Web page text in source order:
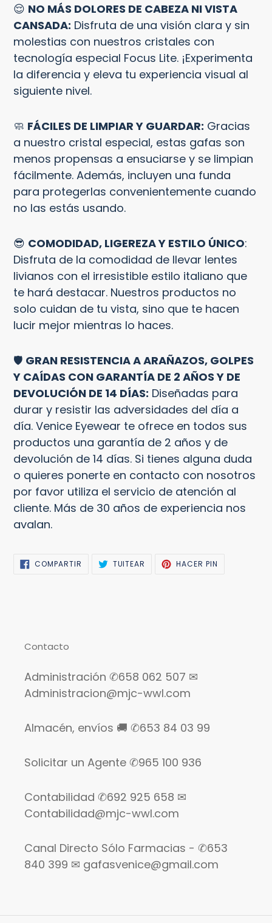
😌 NO MÁS DOLORES DE CABEZA NI VISTA
CANSADA: Disfruta de una visión clara y sin
molestias con nuestros cristales con
tecnología especial Focus Lite. ¡Experimenta
la diferencia y eleva tu experiencia visual al
siguiente nivel.
🧼 FÁCILES DE LIMPIAR Y GUARDAR: Gracias
a nuestro cristal especial, estas gafas son
menos propensas a ensuciarse y se limpian
fácilmente. Además, incluyen una funda
para protegerlas convenientemente cuando
no las estás usando.
😎 COMODIDAD, LIGEREZA Y ESTILO ÚNICO:
Disfruta de la comodidad de llevar lentes
livianos con el irresistible estilo italiano que
te hará destacar. Nuestros productos no
solo cuidan de tu vista, sino que te hacen
lucir mejor mientras lo haces.
🛡️ GRAN RESISTENCIA A ARAÑAZOS, GOLPES
Y CAÍDAS CON GARANTÍA DE 2 AÑOS Y DE
DEVOLUCIÓN DE 14 DÍAS: Diseñadas para
durar y resistir las adversidades del día a
día. Venice Eyewear te ofrece en todos sus
productos una garantía de 2 años y de
devolución de 14 días. Si tienes alguna duda
o quieres ponerte en contacto con nosotros
por favor utiliza el servicio de atención al
cliente. Más de 30 años de experiencia nos
avalan.
COMPARTIR COMPARTIRTUITEAR TUITEARHACER PIN
Contacto
Administración ✆658 062 507 ✉
Administracion@mjc-wwl.com
Almacén, envíos 🚚 ✆653 84 03 99
Solicitar un Agente ✆965 100 936
Contabilidad ✆692 925 658 ✉
Contabilidad@mjc-wwl.com
Canal Directo Sólo Farmacias - ✆653
840 399 ✉ gafasvenice@gmail.com